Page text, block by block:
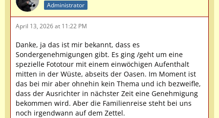
Administrator
April 13, 2026 at 11:22 PM
Danke, ja das ist mir bekannt, dass es
Sondergenehmigungen gibt. Es ging /geht um eine
spezielle Fototour mit einem einwöchigen Aufenthalt
mitten in der Wüste, abseits der Oasen. Im Moment ist
das bei mir aber ohnehin kein Thema und ich bezweifle,
dass der Ausrichter in nächster Zeit eine Genehmigung
bekommen wird. Aber die Familienreise steht bei uns
noch irgendwann auf dem Zettel.